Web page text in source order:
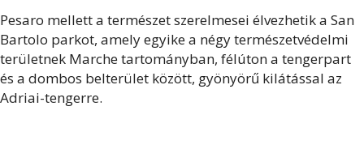
Pesaro mellett a természet szerelmesei élvezhetik a San
Bartolo parkot, amely egyike a négy természetvédelmi
területnek Marche tartományban, félúton a tengerpart
és a dombos belterület között, gyönyörű kilátással az
Adriai-tengerre.